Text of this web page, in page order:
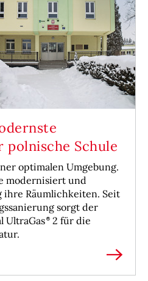
Schule
optimalen Umgebung.
modernisiert und
ihre Räumlichkeiten. Seit
sorgt der
UltraGas
2 für die